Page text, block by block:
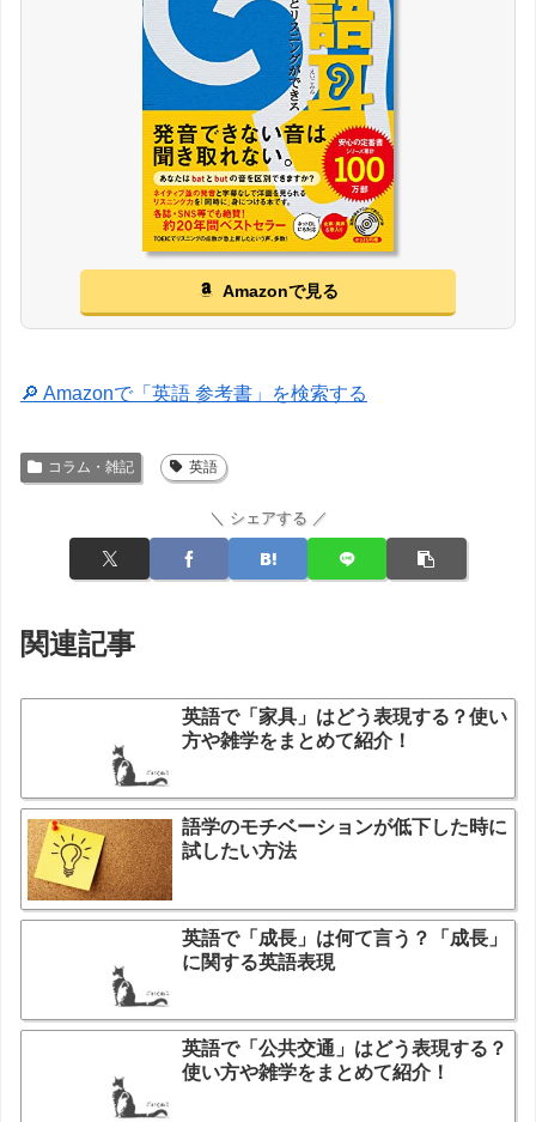
Amazonで見る
🔎 Amazonで「英語 参考書」を検索する
コラム・雑記 英語
＼ シェアする ／
関連記事
英語で「家具」はどう表現する？使い
方や雑学をまとめて紹介！
語学のモチベーションが低下した時に
試したい方法
英語で「成長」は何て言う？「成長」
に関する英語表現
英語で「公共交通」はどう表現する？
使い方や雑学をまとめて紹介！